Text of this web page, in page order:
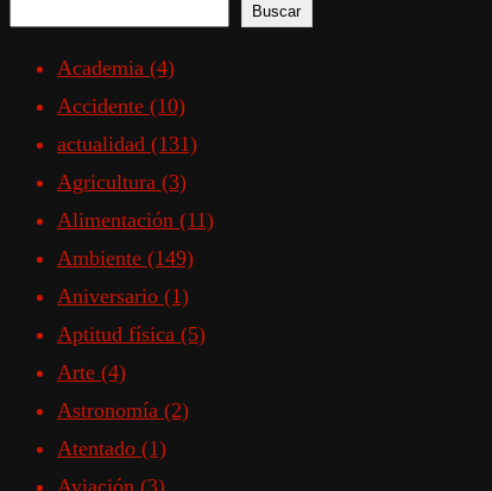
Buscar
Academia (4)
Accidente (10)
actualidad (131)
Agricultura (3)
Alimentación (11)
Ambiente (149)
Aniversario (1)
Aptitud física (5)
Arte (4)
Astronomía (2)
Atentado (1)